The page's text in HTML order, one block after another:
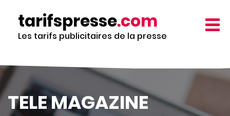
contenu
principal
tarifspresse.com
Les tarifs publicitaires de la presse
TELE MAGAZINE